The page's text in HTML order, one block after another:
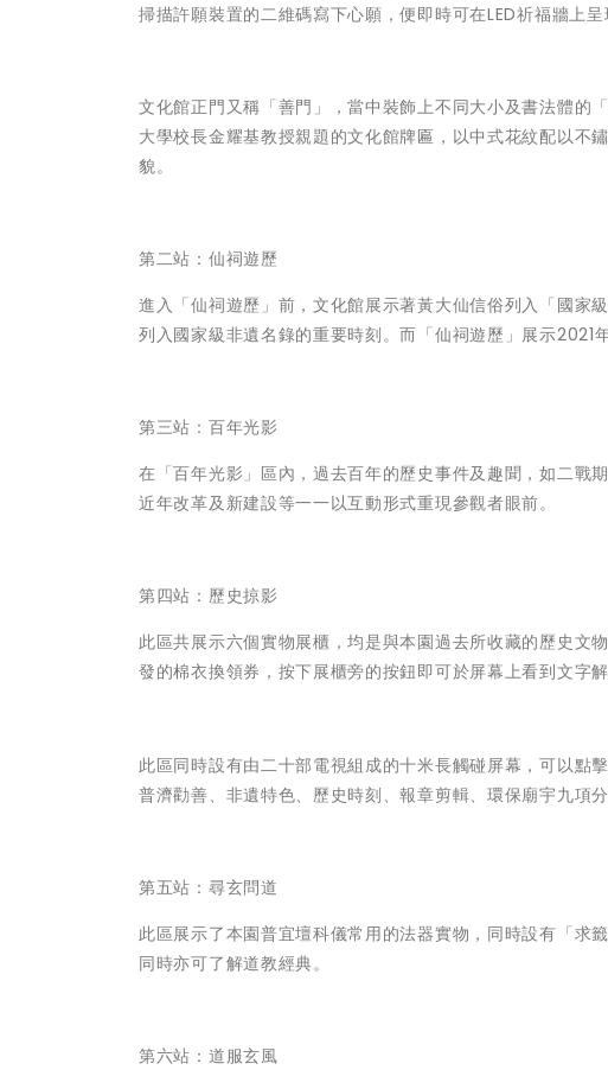
掃描許願裝置的二維碼寫下心願，便即時可在LED祈福牆上
文化館正門又稱「善門」，當中裝飾上不同大小及書法體的
大學校長金耀基教授親題的文化館牌匾，以中式花紋配以不
貌。
第二站：仙祠遊歷
進入「仙祠遊歷」前，文化館展示著黃大仙信俗列入「國家
列入國家級非遺名錄的重要時刻。而「仙祠遊歷」展示2021
第三站：百年光影
在「百年光影」區內，過去百年的歷史事件及趣聞，如二戰
近年改革及新建設等一一以互動形式重現參觀者眼前。
第四站：歷史掠影
此區共展示六個實物展櫃，均是與本園過去所收藏的歷史文
發的棉衣換領券，按下展櫃旁的按鈕即可於屏幕上看到文字解
此區同時設有由二十部電視組成的十米長觸碰屏幕，可以點
普濟勸善、非遺特色、歷史時刻、報章剪輯、環保廟宇九項
第五站：尋玄問道
此區展示了本園普宜壇科儀常用的法器實物，同時設有「求
同時亦可了解道教經典。
第六站：道服玄風